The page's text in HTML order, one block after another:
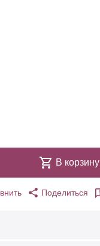
В корзину
Поделиться